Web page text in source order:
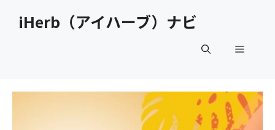
iHerb（アイハーブ）ナビ
メ
ュ